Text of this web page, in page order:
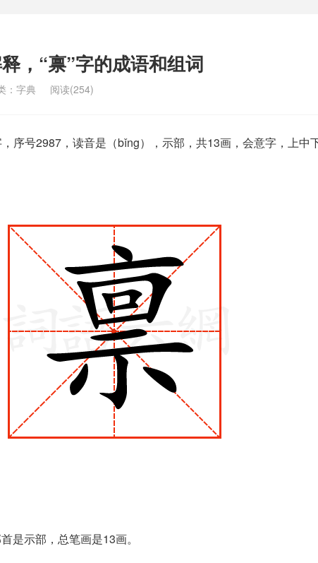
，“禀”字的成语和组词
： 字典 阅读(254)
序号2987，读音是（bǐng），示部，共13画，会意字，上中
是示部，总笔画是13画。